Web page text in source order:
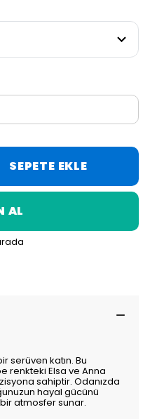
SEPETE EKLE
AL
serüven katın. Bu
renkteki Elsa ve Anna
sahiptir. Odanızda
hayal gücünü
atmosfer sunar.